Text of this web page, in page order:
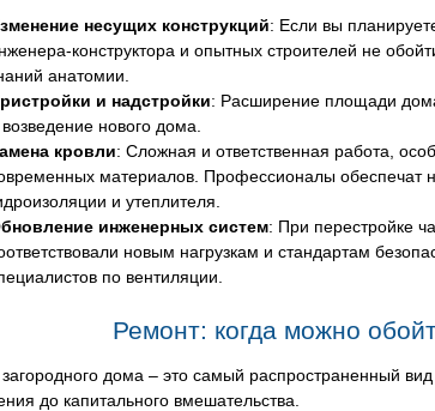
несущих конструкций: Если вы
конструктора и опытных строителей не
анатомии.
и надстройки: Расширение площади
нового дома.
кровли: Сложная и ответственная работа,
материалов. Профессионалы обеспечат
и утеплителя.
инженерных систем: При перестройке
новым нагрузкам и стандартам
по вентиляции.
Ремонт: когда можно
дома – это самый распространенный
до капитального вмешательства.